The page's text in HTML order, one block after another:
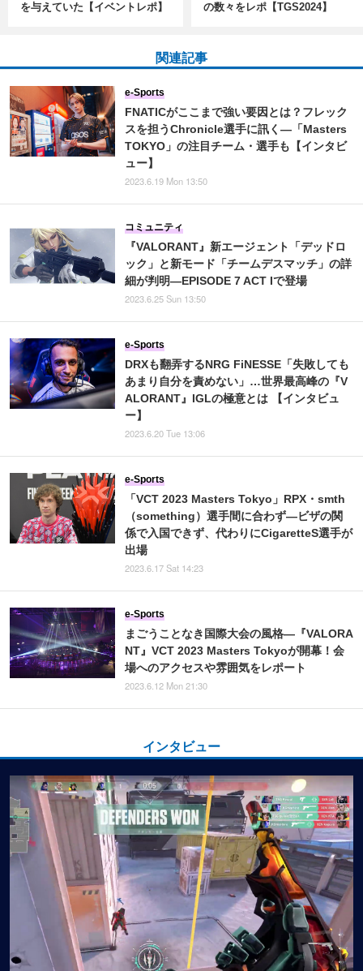
を与えていた【イベントレポ】
の数々をレポ【TGS2024】
関連記事
FNATICがここまで強い要因とは？フレック
スを担うChronicle選手に訊く―「Masters
TOKYO」の注目チーム・選手も【インタビ
ュー】
e-Sports
2023.6.19 Mon 13:50
『VALORANT』新エージェント「デッドロ
ック」と新モード「チームデスマッチ」の詳
細が判明―EPISODE 7 ACT Iで登場
コミュニティ
2023.6.25 Sun 13:50
DRXも翻弄するNRG FiNESSE「失敗しても
あまり自分を責めない」…世界最高峰の『V
ALORANT』IGLの極意とは 【インタビュ
ー】
e-Sports
2023.6.20 Tue 13:06
「VCT 2023 Masters Tokyo」RPX・smth
（something）選手間に合わず―ビザの関
係で入国できず、代わりにCigaretteS選手が
出場
e-Sports
2023.6.17 Sat 14:23
まごうことなき国際大会の風格―『VALORA
NT』VCT 2023 Masters Tokyoが開幕！会
場へのアクセスや雰囲気をレポート
e-Sports
2023.6.12 Mon 21:30
インタビュー